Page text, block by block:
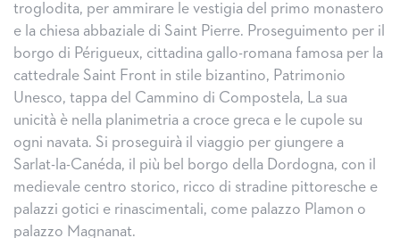
troglodita, per ammirare le vestigia del primo monastero
e la chiesa abbaziale di Saint Pierre. Proseguimento per il
borgo di Périgueux, cittadina gallo-romana famosa per la
cattedrale Saint Front in stile bizantino, Patrimonio
Unesco, tappa del Cammino di Compostela, La sua
unicità è nella planimetria a croce greca e le cupole su
ogni navata. Si proseguirà il viaggio per giungere a
Sarlat-la-Canéda, il più bel borgo della Dordogna, con il
medievale centro storico, ricco di stradine pittoresche e
palazzi gotici e rinascimentali, come palazzo Plamon o
palazzo Magnanat.